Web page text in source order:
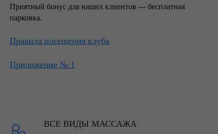
Приятный бонус для наших клиентов — бесплатная
парковка.
Правила посещения клуба
Приложение № 1
ВСЕ ВИДЫ МАССАЖА